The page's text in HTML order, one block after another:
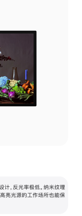
，反光率极低。纳米纹理
亮光源的工作场所也能保